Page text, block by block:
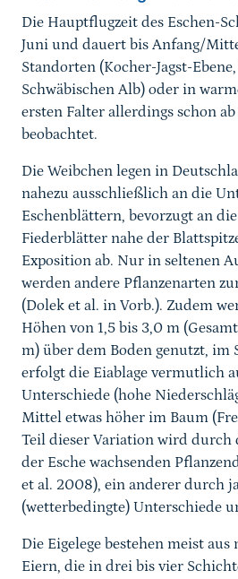
Die Hauptflugzeit des Eschen-
Juni und dauert bis Anfang/
Standorten (Kocher-Jagst-
Schwäbischen Alb) oder in
ersten Falter allerdings schon
beobachtet.
Die Weibchen legen in
nahezu ausschließlich an die
Eschenblättern, bevorzugt an
Fiederblätter nahe der
Exposition ab. Nur in seltenen
werden andere Pflanzenarten
(Dolek et al. in Vorb.). Zudem
Höhen von 1,5 bis 3,0 m
m) über dem Boden genutzt, im
erfolgt die Eiablage vermutlich
Unterschiede (hohe
Mittel etwas höher im Baum
Teil dieser Variation wird durch
der Esche wachsenden
et al. 2008), ein anderer durch
(wetterbedingte) Unterschiede
Die Eigelege bestehen meist
Eiern, die in drei bis vier